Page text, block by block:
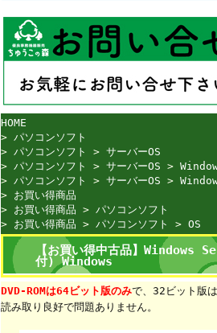
HOME
> パソコンソフト
> パソコンソフト > サーバーOS
> パソコンソフト > サーバーOS >
> パソコンソフト > サーバーOS >
> お買い得商品
> お買い得商品 > パソコンソフト
> お買い得商品 > パソコンソフト > OS
【お買い得中古品】
付) Windows
DVD-ROMは64ビット版のみで、32ビット版
読み取り良好で問題ありません。